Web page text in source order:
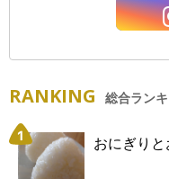
RANKING 総合ラン
おにぎり